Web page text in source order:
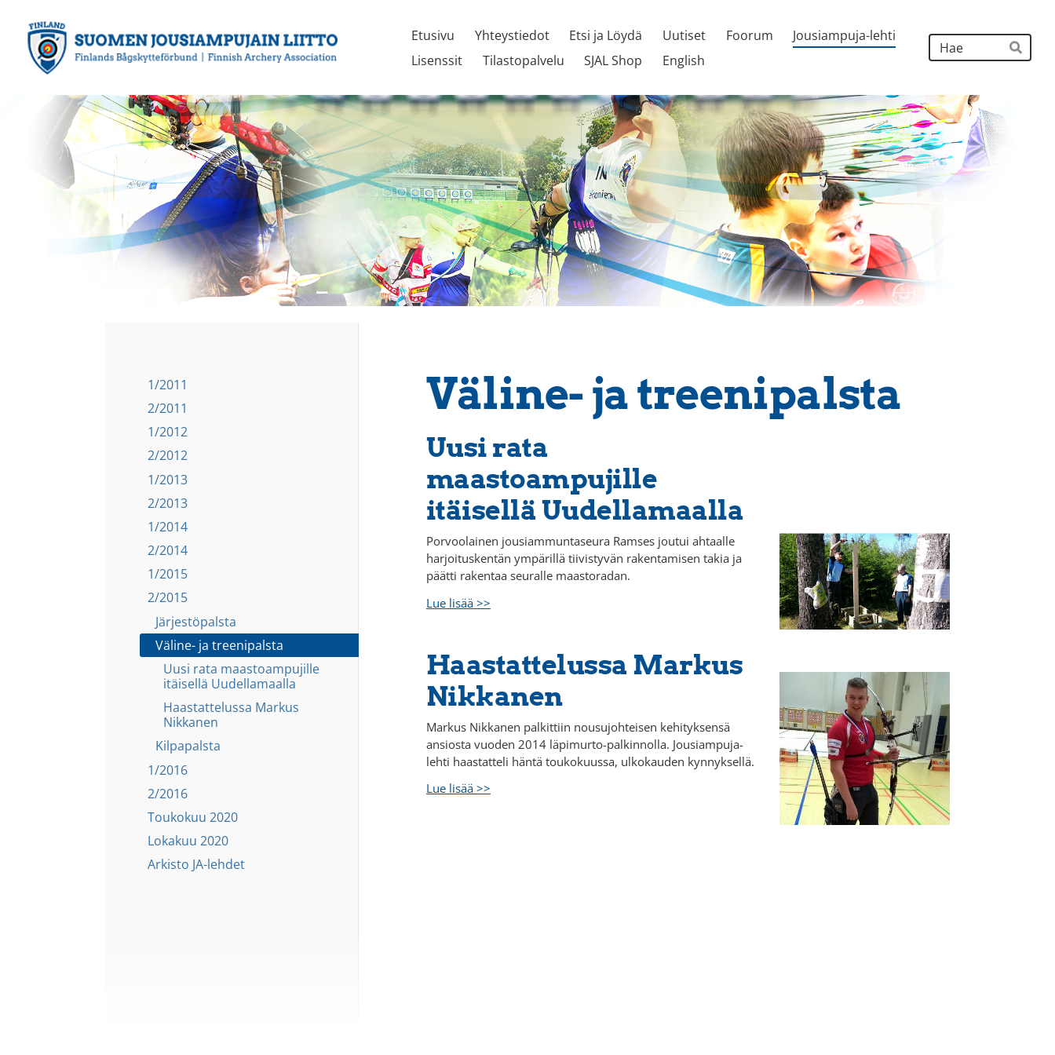
sivun
sisältöön
Suomen Jousiampujain Liitto ry
Etusivu Yhteystiedot Etsi ja Löydä Uutiset Foorum
Jousiampuja-lehti
Lisenssit
Tilastopalvelu SJAL Shop English Hae
1/2011
2/2011
1/2012
2/2012
1/2013
2/2013
1/2014
2/2014
1/2015
2/2015
Järjestöpalsta
Väline- ja treenipalsta
Uusi rata maastoampujille
itäisellä Uudellamaalla
Haastattelussa Markus
Nikkanen
Kilpapalsta
1/2016
2/2016
Toukokuu 2020
Lokakuu 2020
Arkisto JA-lehdet
Väline- ja treenipalsta
Uusi rata
maastoampujille
itäisellä Uudellamaalla
Porvoolainen jousiammuntaseura Ramses joutui ahtaalle
harjoituskentän ympärillä tiivistyvän rakentamisen takia ja
päätti rakentaa seuralle maastoradan.
Lue lisää >>
Haastattelussa Markus
Nikkanen
Markus Nikkanen palkittiin nousujohteisen kehityksensä
ansiosta vuoden 2014 läpimurto-palkinnolla. Jousiampuja-
lehti haastatteli häntä toukokuussa, ulkokauden kynnyksellä.
Lue lisää >>